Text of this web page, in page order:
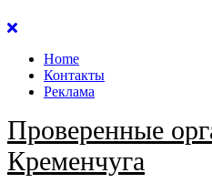
Перейти
содержанию
Home
Контакты
Реклама
Проверенные
Кременчуга